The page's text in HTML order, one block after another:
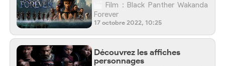
Film : Black Panther Wakanda
Forever
17 octobre 2022, 10:25
Découvrez les affiches
personnages